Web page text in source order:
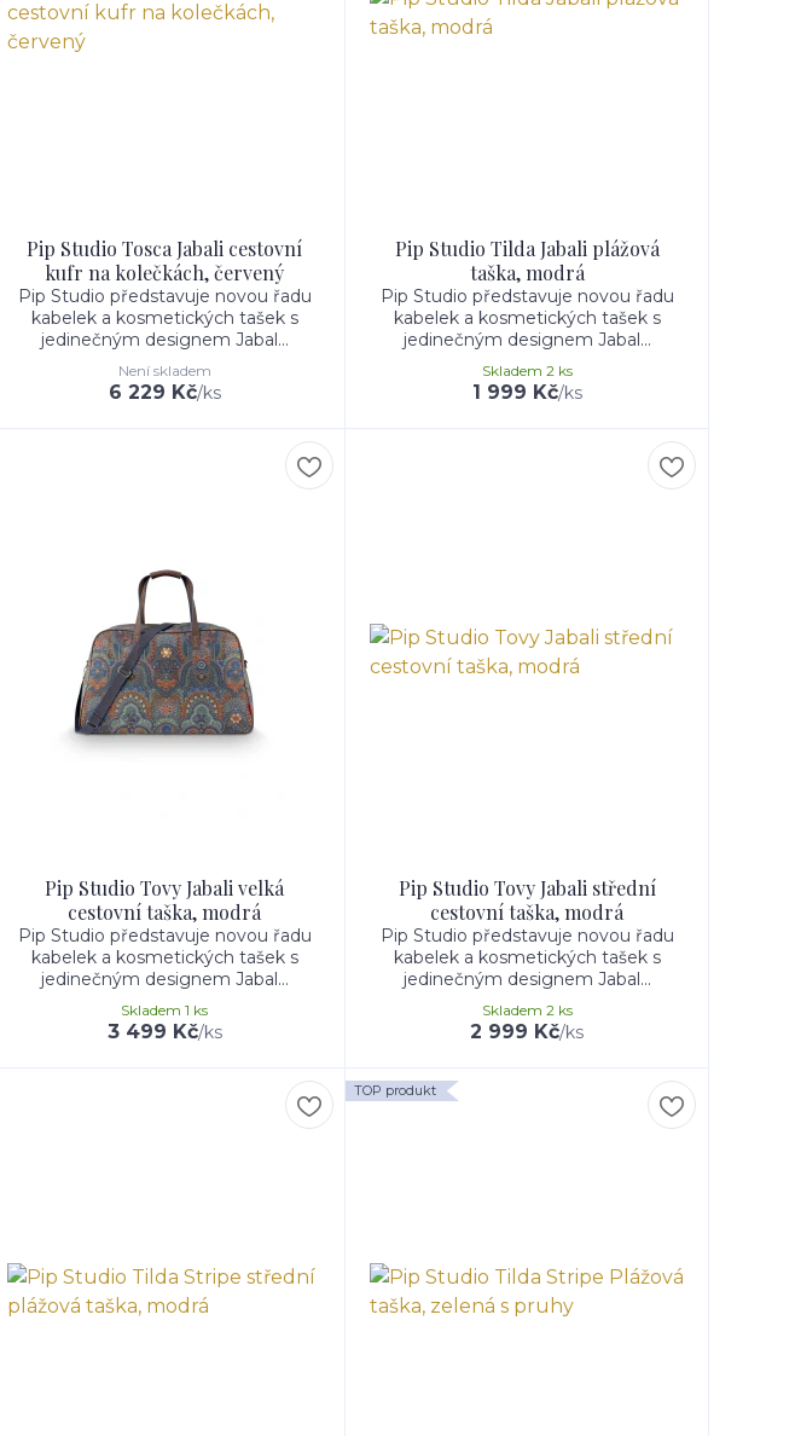
Pip Studio Tosca Jabali cestovní
kufr na kolečkách, červený
Pip Studio představuje novou řadu
kabelek a kosmetických tašek s
jedinečným designem Jabal...
6 229 Kč/ks
Není skladem
Pip Studio Tilda Jabali plážová
taška, modrá
Pip Studio představuje novou řadu
kabelek a kosmetických tašek s
jedinečným designem Jabal...
1 999 Kč/ks
Skladem 2 ks
Pip Studio Tovy Jabali velká
cestovní taška, modrá
Pip Studio představuje novou řadu
kabelek a kosmetických tašek s
jedinečným designem Jabal...
3 499 Kč/ks
Skladem 1 ks
Pip Studio Tovy Jabali střední
cestovní taška, modrá
Pip Studio představuje novou řadu
kabelek a kosmetických tašek s
jedinečným designem Jabal...
2 999 Kč/ks
Skladem 2 ks
TOP produkt